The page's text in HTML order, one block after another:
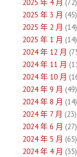
2025 年 4 月 (72)
2025 年 3 月 (45)
2025 年 2 月 (14)
2025 年 1 月 (14)
2024 年 12 月
2024 年 11 月
2024 年 10 月
2024 年 9 月 (49)
2024 年 8 月 (14)
2024 年 7 月 (23)
2024 年 6 月 (27)
2024 年 5 月 (65)
2024 年 4 月 (35)